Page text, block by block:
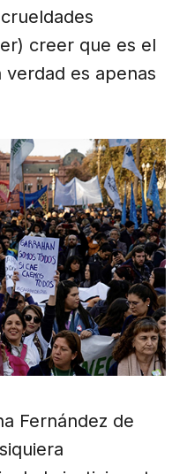
creer que es el
es apenas
Fernández de